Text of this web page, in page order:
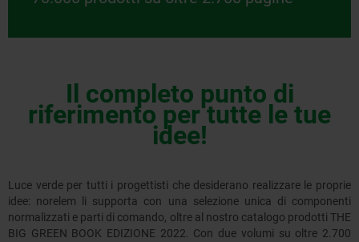
Il completo punto di
riferimento per tutte le tue
idee!
Luce verde per tutti i progettisti che desiderano realizzare le proprie
idee: norelem li supporta con una selezione unica di componenti
normalizzati e parti di comando, oltre al nostro catalogo prodotti THE
BIG GREEN BOOK EDIZIONE 2022. Con due volumi su oltre 2.700